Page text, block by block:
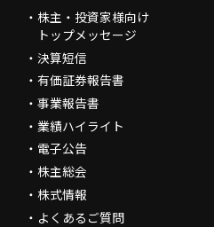
株主・投資家様向け
トップメッセージ
決算短信
有価証券報告書
事業報告書
業績ハイライト
電子公告
株主総会
株式情報
よくあるご質問